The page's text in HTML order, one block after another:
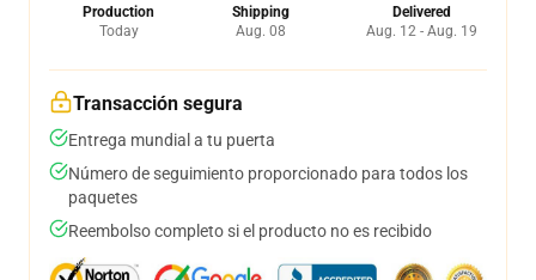
Production
Today
Shipping
Aug. 08
Delivered
Aug. 12 - Aug. 19
Transacción segura
Entrega mundial a tu puerta
Número de seguimiento proporcionado para todos los
paquetes
Reembolso completo si el producto no es recibido